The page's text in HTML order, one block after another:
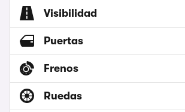
Visibilidad
Puertas
Frenos
Ruedas